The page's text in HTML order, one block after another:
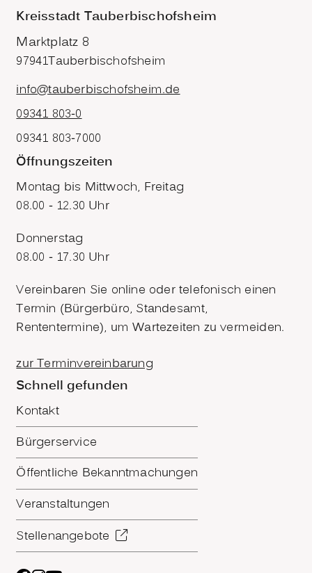
Kreisstadt Tauberbischofsheim
Marktplatz 8
97941Tauberbischofsheim
info@tauberbischofsheim.de
09341 803-0
09341 803-7000
Öffnungszeiten
Montag bis Mittwoch, Freitag
08.00 - 12.30 Uhr
Donnerstag
08.00 - 17.30 Uhr
Vereinbaren Sie online oder telefonisch einen
Termin (Bürgerbüro, Standesamt,
Rententermine), um Wartezeiten zu vermeiden.
zur Terminvereinbarung
Schnell gefunden
Kontakt
Bürgerservice
Öffentliche Bekanntmachungen
Veranstaltungen
Stellenangebote